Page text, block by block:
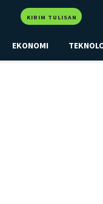
KIRIM TULISAN
EKONOMI